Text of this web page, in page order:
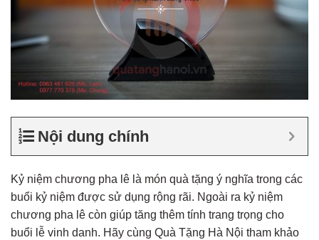
Nội dung chính
Kỷ niệm chương pha lê là món quà tặng ý nghĩa trong các
buổi kỷ niệm được sử dụng rộng rãi. Ngoài ra kỷ niệm
chương pha lê còn giúp tăng thêm tính trang trọng cho
buổi lễ vinh danh. Hãy cùng Quà Tặng Hà Nội tham khảo